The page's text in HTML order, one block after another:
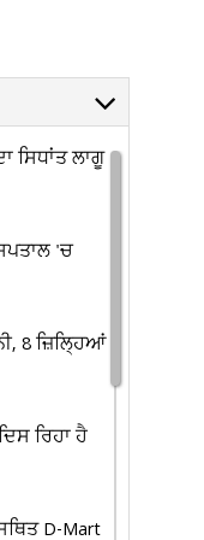
ਸਿਧਾਂਤ ਲਾਗੂ
'ਚ
8 ਜ਼ਿਲ੍ਹਿਆਂ
ਰਿਹਾ ਹੈ
D-Mart